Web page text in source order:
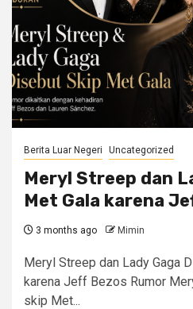
Berita Luar Negeri Uncategorized
Meryl Streep dan
Met Gala karena
3 months ago Mimin
Meryl Streep dan Lady Gaga
karena Jeff Bezos Rumor
skip Met...